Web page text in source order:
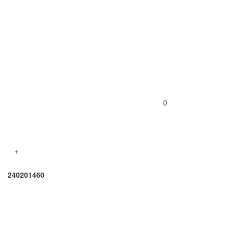
0
+
240201460